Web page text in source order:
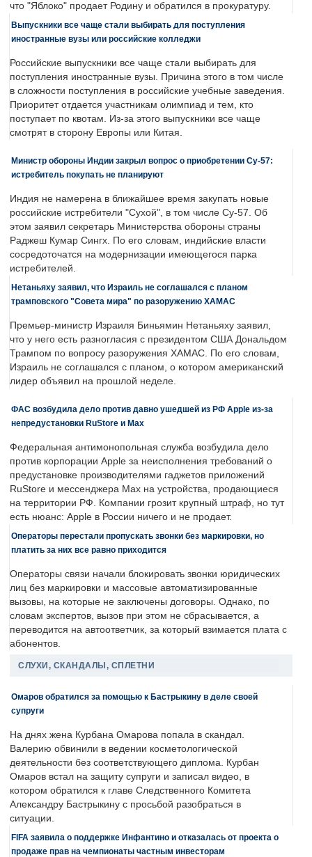
что "Яблоко" продает Родину и обратился в прокуратуру.
Выпускники все чаще стали выбирать для поступления
иностранные вузы или российские колледжи
Российские выпускники все чаще стали выбирать для
поступления иностранные вузы. Причина этого в том числе
в сложности поступления в российские учебные заведения.
Приоритет отдается участникам олимпиад и тем, кто
поступает по квотам. Из-за этого выпускники все чаще
смотрят в сторону Европы или Китая.
Министр обороны Индии закрыл вопрос о приобретении Су-57:
истребитель покупать не планируют
Индия не намерена в ближайшее время закупать новые
российские истребители "Сухой", в том числе Су-57. Об
этом заявил секретарь Министерства обороны страны
Раджеш Кумар Сингх. По его словам, индийские власти
сосредоточатся на модернизации имеющегося парка
истребителей.
Нетаньяху заявил, что Израиль не соглашался с планом
трамповского "Совета мира" по разоружению ХАМАС
Премьер-министр Израиля Биньямин Нетаньяху заявил,
что у него есть разногласия с президентом США Дональдом
Трампом по вопросу разоружения ХАМАС. По его словам,
Израиль не соглашался с планом, о котором американский
лидер объявил на прошлой неделе.
ФАС возбудила дело против давно ушедшей из РФ Apple из-за
непредустановки RuStore и Max
Федеральная антимонопольная служба возбудила дело
против корпорации Apple за неисполнения требований о
предустановке производителями гаджетов приложений
RuStore и мессенджера Max на устройства, продающиеся
на территории РФ. Компании грозит крупный штраф, но тут
есть нюанс: Apple в России ничего и не продает.
Операторы перестали пропускать звонки без маркировки, но
платить за них все равно приходится
Операторы связи начали блокировать звонки юридических
лиц без маркировки и массовые автоматизированные
вызовы, на которые не заключены договоры. Однако, по
словам экспертов, вызов при этом не сбрасывается, а
переводится на автоответчик, за который взимается плата с
абонентов.
СЛУХИ, СКАНДАЛЫ, СПЛЕТНИ
Омаров обратился за помощью к Бастрыкину в деле своей
супруги
На днях жена Курбана Омарова попала в скандал.
Валерию обвинили в ведении косметологической
деятельности без соответствующего диплома. Курбан
Омаров встал на защиту супруги и записал видео, в
котором обратился к главе Следственного Комитета
Александру Бастрыкину с просьбой разобраться в
ситуации.
FIFA заявила о поддержке Инфантино и отказалась от проекта о
продаже прав на чемпионаты частным инвесторам